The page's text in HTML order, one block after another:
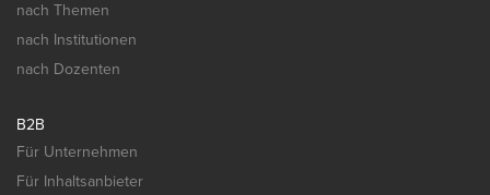
nach Themen
nach Institutionen
nach Dozenten
B2B
Für Unternehmen
Für Inhaltsanbieter